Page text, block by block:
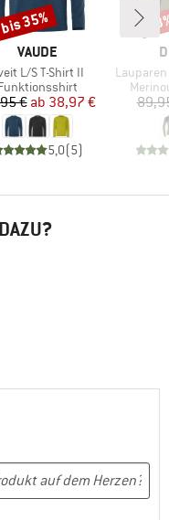
MARKE
VAUDE
L/S T-Shirt II
Preis
€ reduzierter Preis
ab 38,97 €
5,0(5)
bis 35%
Artikel
Lauparen